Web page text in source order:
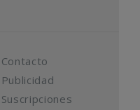
Contacto
Publicidad
Suscripciones